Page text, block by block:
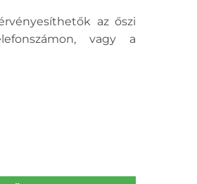
az őszi
vagy a